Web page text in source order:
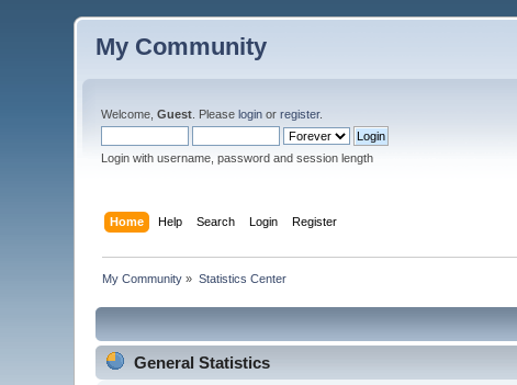
My Community
Welcome,Guest . Pleaselogin orregister.
Login with username, password and session length
Home Help Search Login Register
My Community » Statistics Center
General Statistics